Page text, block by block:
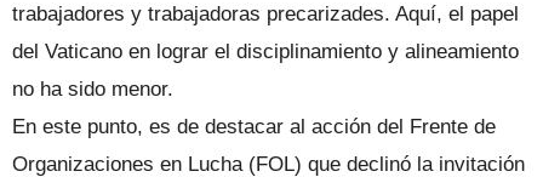
trabajadores y trabajadoras precarizades. Aquí, el papel
del Vaticano en lograr el disciplinamiento y alineamiento
no ha sido menor.
En este punto, es de destacar al acción del Frente de
Organizaciones en Lucha (FOL) que declinó la invitación